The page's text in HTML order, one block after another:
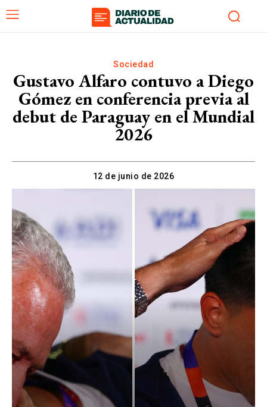
Sociedad
Gustavo Alfaro contuvo a Diego
Gómez en conferencia previa al
debut de Paraguay en el Mundial
2026
12 de junio de 2026